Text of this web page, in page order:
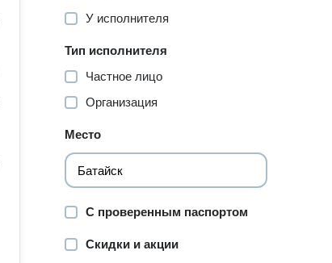
У исполнителя
Тип исполнителя
Частное лицо
Организация
Место
С проверенным паспортом
Скидки и акции